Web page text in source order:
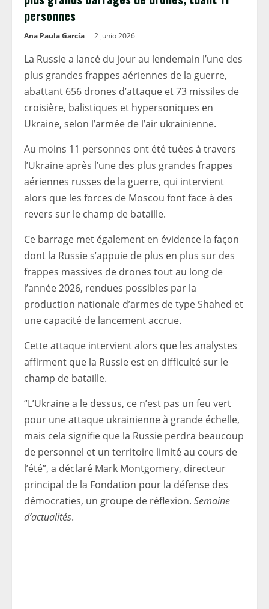
personnes
Ana Paula García 2 junio 2026
La Russie a lancé du jour au lendemain l’une des
plus grandes frappes aériennes de la guerre,
abattant 656 drones d’attaque et 73 missiles de
croisière, balistiques et hypersoniques en
Ukraine, selon l’armée de l’air ukrainienne.
Au moins 11 personnes ont été tuées à travers
l’Ukraine après l’une des plus grandes frappes
aériennes russes de la guerre, qui intervient
alors que les forces de Moscou font face à des
revers sur le champ de bataille.
Ce barrage met également en évidence la façon
dont la Russie s’appuie de plus en plus sur des
frappes massives de drones tout au long de
l’année 2026, rendues possibles par la
production nationale d’armes de type Shahed et
une capacité de lancement accrue.
Cette attaque intervient alors que les analystes
affirment que la Russie est en difficulté sur le
champ de bataille.
“L’Ukraine a le dessus, ce n’est pas un feu vert
pour une attaque ukrainienne à grande échelle,
mais cela signifie que la Russie perdra beaucoup
de personnel et un territoire limité au cours de
l’été”, a déclaré Mark Montgomery, directeur
principal de la Fondation pour la défense des
démocraties, un groupe de réflexion. Semaine
d’actualités.